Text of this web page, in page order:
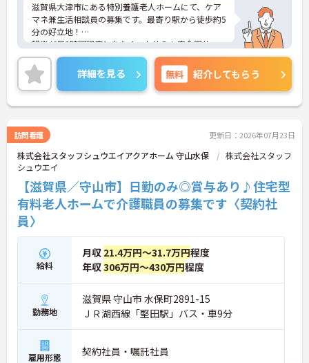
滋賀県大津市にある特別養護老人ホームにて、ケア
マネ兼生活相談員の募集です。最寄り駅から徒歩約5
分の好立地！
残業が月3時間程度と少なく、お休みも完全週休二
日制でしっかり確保できます。家事育児や趣味、ご
友人との予定など、プライベートも充実させること
ができます！
ご興味のある方には、面接対策ポイントなど、さら
に詳細をご案内しますのでお気軽にご相談くださ
詳細を見る 無料 紹介してもらう
訪問看護 更新日：2026年07月23日
株式会社スタッフシュウエイアクアホーム 守山水保
株式会社スタッフ
シュウエイ
【滋賀県／守山市】日勤のみ◎賞与あり♪住宅型
有料老人ホームで介護職員の募集です〈契約社
員〉
給料
月収 21.4万円～31.7万円程度
年収306万円～430万円程度
勤務地
滋賀県 守山市 水保町2891-15
ＪＲ湖西線「堅田駅」バス・車9分
雇用形態 契約社員・嘱託社員